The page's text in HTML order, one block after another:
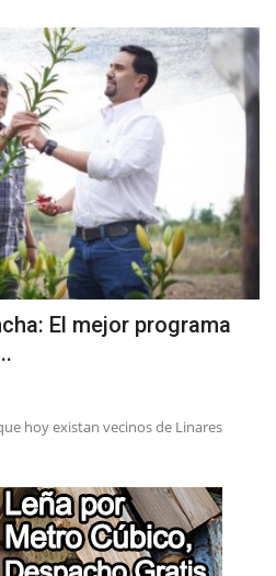
El mejor programa
hoy existan vecinos de Linares